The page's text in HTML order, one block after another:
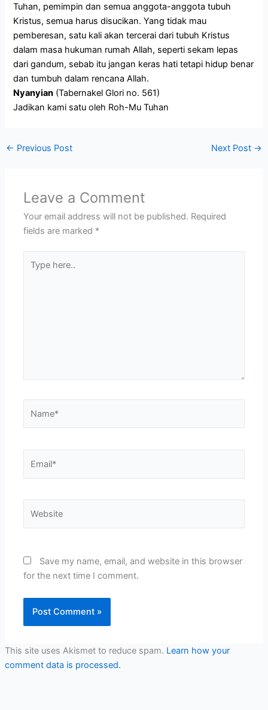
Tuhan, pemimpin dan semua anggota-anggota tubuh
Kristus, semua harus disucikan. Yang tidak mau
pemberesan, satu kali akan tercerai dari tubuh Kristus
dalam masa hukuman rumah Allah, seperti sekam lepas
dari gandum, sebab itu jangan keras hati tetapi hidup benar
dan tumbuh dalam rencana Allah.
Nyanyian (Tabernakel Glori no. 561)
Jadikan kami satu oleh Roh-Mu Tuhan
← Previous Post Next Post →
Leave a Comment
Your email address will not be published. Required
fields are marked *
here..
Save my name, email, and website in this browser
for the next time I comment.
This site uses Akismet to reduce spam. Learn how your
comment data is processed.